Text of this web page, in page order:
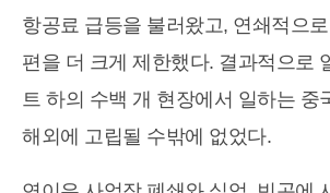
항공료 급등을 불러왔고, 연쇄적으
편을 더 크게 제한했다. 결과적으로
트 하의 수백 개 현장에서 일하는 중
해외에 고립될 수밖에 없었다.